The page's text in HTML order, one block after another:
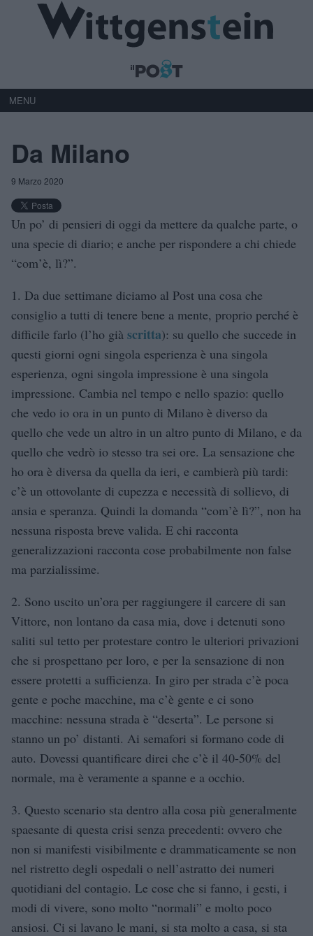
MENU
Da Milano
9 Marzo 2020
Un po’ di pensieri di oggi da mettere da qualche parte, o
una specie di diario; e anche per rispondere a chi chiede
“com’è, lì?”.
1. Da due settimane diciamo al Post una cosa che
consiglio a tutti di tenere bene a mente, proprio perché è
difficile farlo (l’ho già scritta): su quello che succede in
questi giorni ogni singola esperienza è una singola
esperienza, ogni singola impressione è una singola
impressione. Cambia nel tempo e nello spazio: quello
che vedo io ora in un punto di Milano è diverso da
quello che vede un altro in un altro punto di Milano, e da
quello che vedrò io stesso tra sei ore. La sensazione che
ho ora è diversa da quella da ieri, e cambierà più tardi:
c’è un ottovolante di cupezza e necessità di sollievo, di
ansia e speranza. Quindi la domanda “com’è lì?”, non ha
nessuna risposta breve valida. E chi racconta
generalizzazioni racconta cose probabilmente non false
ma parzialissime.
2. Sono uscito un’ora per raggiungere il carcere di san
Vittore, non lontano da casa mia, dove i detenuti sono
saliti sul tetto per protestare contro le ulteriori privazioni
che si prospettano per loro, e per la sensazione di non
essere protetti a sufficienza. In giro per strada c’è poca
gente e poche macchine, ma c’è gente e ci sono
macchine: nessuna strada è “deserta”. Le persone si
stanno un po’ distanti. Ai semafori si formano code di
auto. Dovessi quantificare direi che c’è il 40-50% del
normale, ma è veramente a spanne e a occhio.
3. Questo scenario sta dentro alla cosa più generalmente
spaesante di questa crisi senza precedenti: ovvero che
non si manifesti visibilmente e drammaticamente se non
nel ristretto degli ospedali o nell’astratto dei numeri
quotidiani del contagio. Le cose che si fanno, i gesti, i
modi di vivere, sono molto “normali” e molto poco
ansiosi. Ci si lavano le mani, si sta molto a casa, si sta